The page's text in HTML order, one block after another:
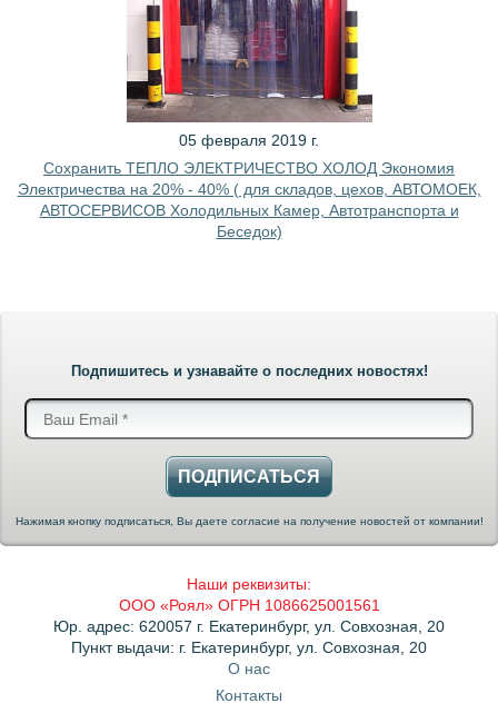
05 февраля 2019 г.
Сохранить ТЕПЛО ЭЛЕКТРИЧЕСТВО ХОЛОД Экономия
Электричества на 20% - 40% ( для складов, цехов, АВТОМОЕК,
АВТОСЕРВИСОВ Холодильных Камер, Автотранспорта и
Беседок)
Подпишитесь и узнавайте о последних новостях!
ПОДПИСАТЬСЯ
Нажимая кнопку подписаться, Вы даете согласие на получение новостей от компании!
Наши реквизиты:
ООО «Роял» ОГРН 1086625001561
Юр. адрес: 620057 г. Екатеринбург, ул. Совхозная, 20
Пункт выдачи: г. Екатеринбург, ул. Совхозная, 20
О нас
Контакты